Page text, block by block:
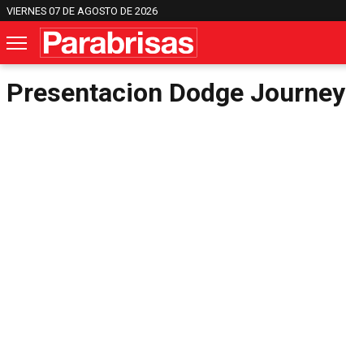
VIERNES 07 DE AGOSTO DE 2026
Presentacion Dodge Journey